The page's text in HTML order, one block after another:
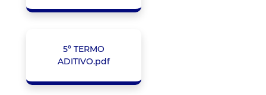
5º TERMO
ADITIVO.pdf